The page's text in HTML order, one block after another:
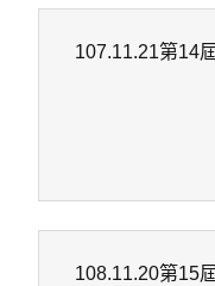
107.11.21第14
108.11.20第15